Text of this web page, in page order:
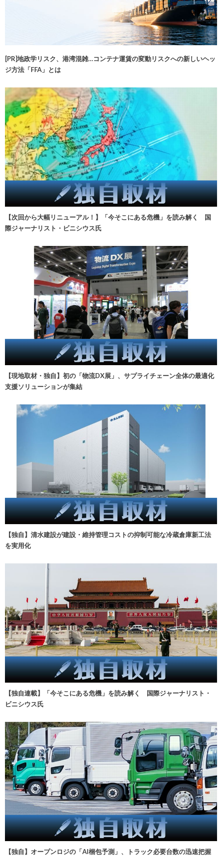
[PR]地政学リスク、港湾混雑…コンテナ運賃の変動リスクへの新しいヘッ
ジ方法「FFA」とは
【次回から大幅リニューアル！】「今そこにある危機」を読み解く 国
際ジャーナリスト・ビニシウス氏
【現地取材・独自】初の「物流DX展」、サプライチェーン全体の最適化
支援ソリューションが集結
【独自】清水建設が建設・維持管理コストの抑制可能な冷蔵倉庫新工法
を実用化
【独自連載】「今そこにある危機」を読み解く 国際ジャーナリスト・
ビニシウス氏
【独自】オープンロジの「AI梱包予測」、トラック必要台数の迅速把握